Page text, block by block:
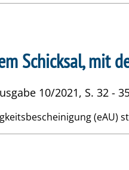
Schicksal, mit
10/2021, S. 32 -
(eAU)